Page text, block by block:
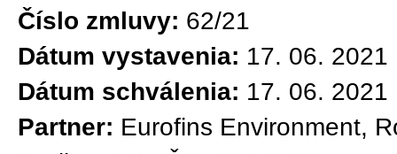
Číslo zmluvy: 62/21
Dátum vystavenia: 17. 06. 2021
Dátum schválenia: 17. 06. 2021
Partner: Eurofins Environment,